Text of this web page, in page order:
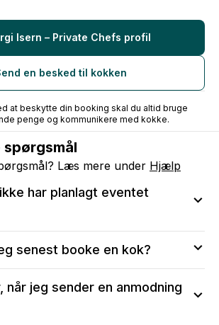
restaurant, where I learned to cook
age.
developed my style as a self-taught
discipline, and a deep respect for
that feel relaxed and generous,
table.
Isern – Private Chefs profil
en besked til kokken
at beskytte din booking skal du altid bruge
penge og kommunikere med kokke.
Læs mere under Hjælp
har planlagt eventet
tilgængelig på den valgte dato.
vil du stadig kunne:
og antal serveringer
gæster, allergier og børnemenuer
senest booke en kok?
anmodning til kokken, især for
med højtider eller fejringer.
når jeg sender en anmodning